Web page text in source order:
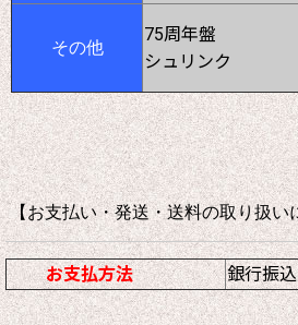
その他
75周年盤
シュリンク
【お支払い・発送・送料の
お支払方法 銀行振